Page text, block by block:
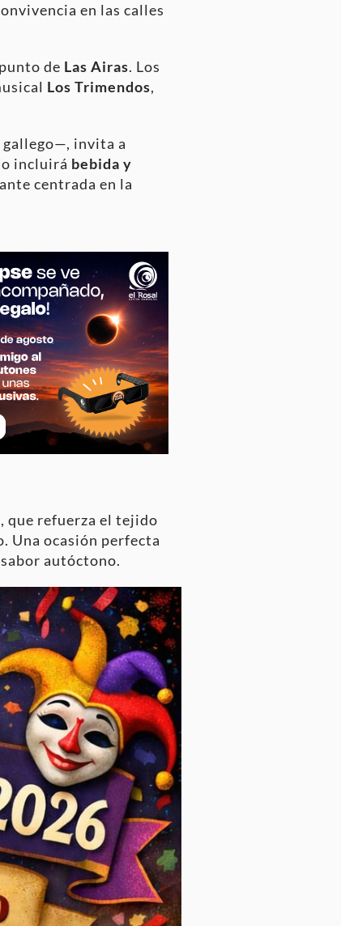
en las calles
de Las Airas. Los
Los Trimendos,
gallego—, invita a
incluirá bebida y
centrada en la
que refuerza el tejido
Una ocasión perfecta
autóctono.